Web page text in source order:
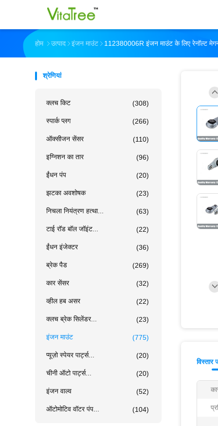
होम उत्पाद इंजन माउंट 112380006R इंजन माउंट के लिए रेनॉल्ट
श्रेणियां
क्लच किट (308)
स्पार्क प्लग (266)
ऑक्सीजन सेंसर (110)
इग्निशन का तार (96)
ईंधन पंप (20)
झटका अवशोषक (23)
निचला नियंत्रण हत्था... (63)
टाई रॉड बॉल जॉइंट... (22)
ईंधन इंजेक्टर (36)
ब्रेक पैड (269)
कार सेंसर (32)
व्हील हब असर (22)
क्लच ब्रेक सिलेंडर... (23)
इंजन माउंट (775)
प्यूज़ो स्पेयर पार्ट्स... (20)
चीनी ऑटो पार्ट्स... (20)
इंजन वाल्व (52)
ऑटोमोटिव वॉटर पंप... (104)
विस्तार